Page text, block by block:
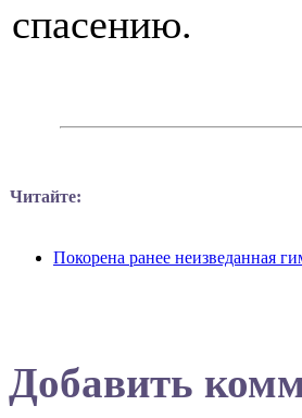
спасению.
Читайте:
Покорена ранее неизведанная
Добавить